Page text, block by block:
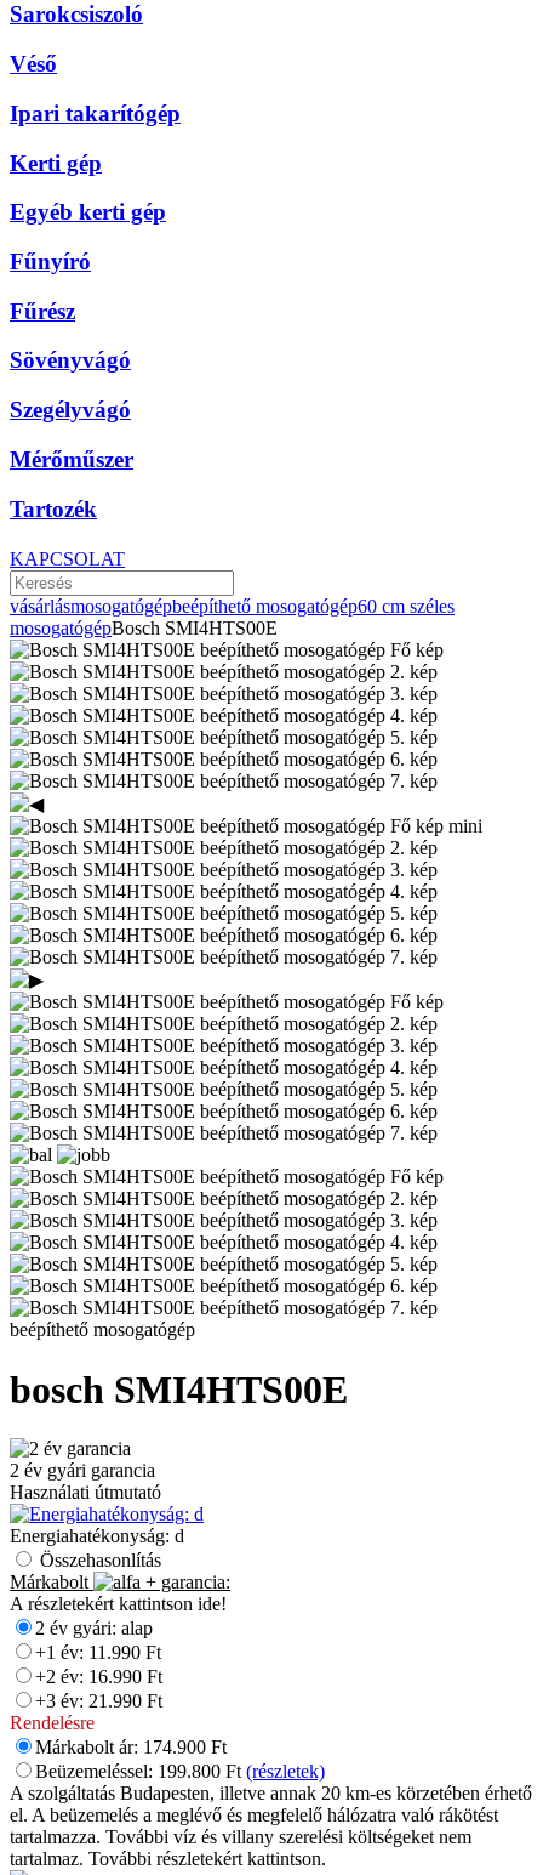
Sarokcsiszoló
Véső
Ipari takarítógép
Kerti gép
Egyéb kerti gép
Fűnyíró
Fűrész
Sövényvágó
Szegélyvágó
Mérőműszer
Tartozék
KAPCSOLAT
vásárlásmosogatógépbeépíthető mosogatógép60 cm széles
mosogatógépBosch SMI4HTS00E
beépíthető mosogatógép
bosch SMI4HTS00E
2 év gyári garancia
Használati útmutató
Energiahatékonyság: d
Összehasonlítás
Márkabolt
+ garancia:
A részletekért kattintson ide!
2 év gyári: alap
+1 év: 11.990 Ft
+2 év: 16.990 Ft
+3 év: 21.990 Ft
Rendelésre
Márkabolt ár: 174.900 Ft
Beüzemeléssel: 199.800 Ft (részletek)
A szolgáltatás Budapesten, illetve annak 20 km-es körzetében érhető
el. A beüzemelés a meglévő és megfelelő hálózatra való rákötést
tartalmazza. További víz és villany szerelési költségeket nem
tartalmaz. További részletekért kattintson.